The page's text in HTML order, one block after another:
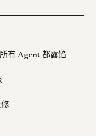
有 Agent 都露馅
修